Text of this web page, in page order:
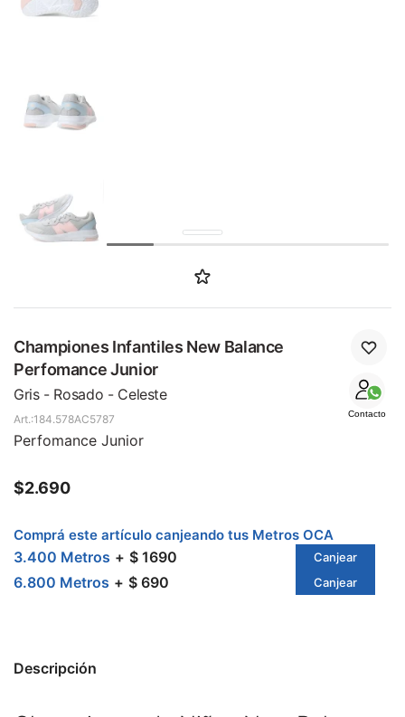
Championes Infantiles New Balance
Perfomance Junior
Gris - Rosado - Celeste
Contacto
184.578AC5787
Perfomance Junior
$2.690
Comprá este artículo canjeando tus Metros OCA
3.400 Metros $ 1690 Canjear
6.800 Metros $ 690 Canjear
Descripción